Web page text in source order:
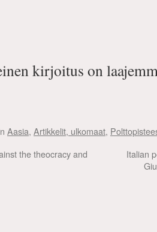
kirjoitus on
Aasia, Artikkelit, ulkomaat,
the theocracy and
Italian